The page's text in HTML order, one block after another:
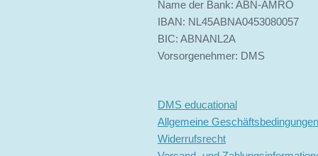
Name der Bank: ABN-AMRO
IBAN: NL45ABNA0453080057
BIC: ABNANL2A
Vorsorgenehmer: DMS
DMS educational
Allgemeine Geschäftsbedingungen
Widerrufsrecht